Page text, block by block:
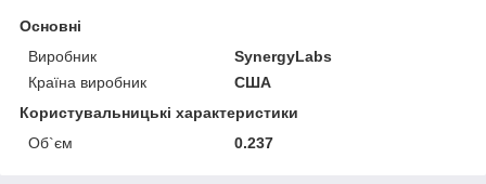
Основні
Виробник
SynergyLabs
Країна виробник
США
Користувальницькі характеристики
Об`єм
0.237